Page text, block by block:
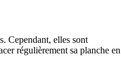
Cependant, elles sont
régulièrement sa planche en